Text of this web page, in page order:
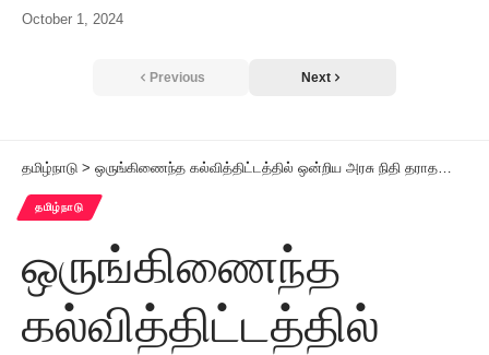
October 1, 2024
Previous Next
தமிழ்நாடு > ஒருங்கிணைந்த கல்வித்திட்டத்தில் ஒன்றிய அரசு நிதி தராததால் 451 பயிற்றுநர்கள் நிறுத்தம்
தமிழ்நாடு
ஒருங்கிணைந்த
கல்வித்திட்டத்தில்